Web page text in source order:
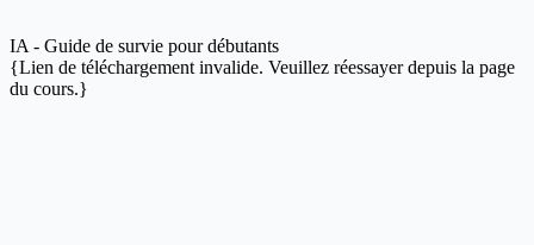
IA - Guide de survie pour débutants
{Lien de téléchargement invalide. Veuillez réessayer depuis la page
du cours.}